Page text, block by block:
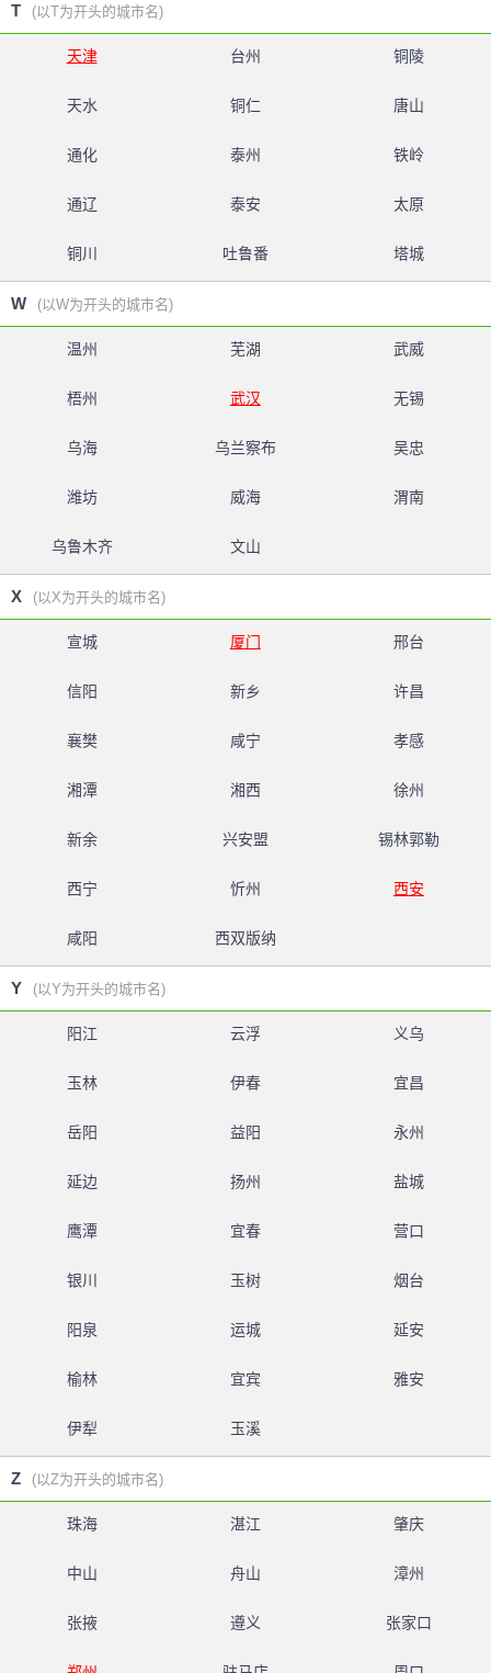
T (以T为开头的城市名)
天津 台州 铜陵
天水 铜仁 唐山
通化 泰州 铁岭
通辽 泰安 太原
铜川 吐鲁番 塔城
W (以W为开头的城市名)
温州 芜湖 武威
梧州 武汉 无锡
乌海 乌兰察布 吴忠
潍坊 威海 渭南
乌鲁木齐 文山
X (以X为开头的城市名)
宣城 厦门 邢台
信阳 新乡 许昌
襄樊 咸宁 孝感
湘潭 湘西 徐州
新余 兴安盟 锡林郭勒
西宁 忻州 西安
咸阳 西双版纳
Y (以Y为开头的城市名)
阳江 云浮 义乌
玉林 伊春 宜昌
岳阳 益阳 永州
延边 扬州 盐城
鹰潭 宜春 营口
银川 玉树 烟台
阳泉 运城 延安
榆林 宜宾 雅安
伊犁 玉溪
Z (以Z为开头的城市名)
珠海 湛江 肇庆
中山 舟山 漳州
张掖 遵义 张家口